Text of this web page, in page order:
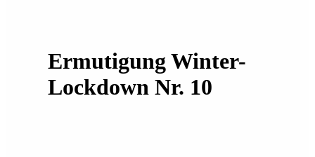
Ermutigung Winter-
Lockdown Nr. 10